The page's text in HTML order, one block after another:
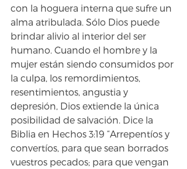
con la hoguera interna que sufre un
alma atribulada. Sólo Dios puede
brindar alivio al interior del ser
humano. Cuando el hombre y la
mujer están siendo consumidos por
la culpa, los remordimientos,
resentimientos, angustia y
depresión, Dios extiende la única
posibilidad de salvación. Dice la
Biblia en Hechos 3:19 “Arrepentíos y
convertíos, para que sean borrados
vuestros pecados; para que vengan